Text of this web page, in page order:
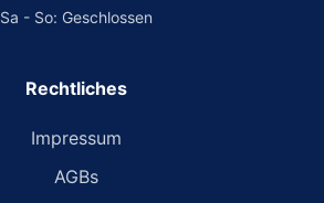
Sa - So: Geschlossen
Rechtliches
Impressum
AGBs